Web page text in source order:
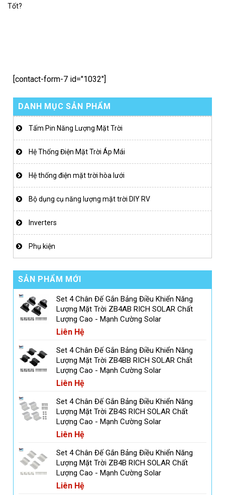
Tốt?
[contact-form-7 id="1032"]
DANH MỤC SẢN PHẨM
Tấm Pin Năng Lượng Mặt Trời
Hệ Thống Điện Mặt Trời Áp Mái
Hệ thống điện mặt trời hòa lưới
Bộ dụng cụ năng lượng mặt trời DIY RV
Inverters
Phụ kiện
SẢN PHẨM MỚI
Set 4 Chân Đế Gắn Bảng Điều Khiển Năng
Lượng Mặt Trời ZB4AB RICH SOLAR Chất
Lượng Cao - Mạnh Cường Solar
Liên Hệ
Set 4 Chân Đế Gắn Bảng Điều Khiển Năng
Lượng Mặt Trời ZB4BB RICH SOLAR Chất
Lượng Cao - Mạnh Cường Solar
Liên Hệ
Set 4 Chân Đế Gắn Bảng Điều Khiển Năng
Lượng Mặt Trời ZB4S RICH SOLAR Chất
Lượng Cao - Mạnh Cường Solar
Liên Hệ
Set 4 Chân Đế Gắn Bảng Điều Khiển Năng
Lượng Mặt Trời ZB4B RICH SOLAR Chất
Lượng Cao - Mạnh Cường Solar
Liên Hệ